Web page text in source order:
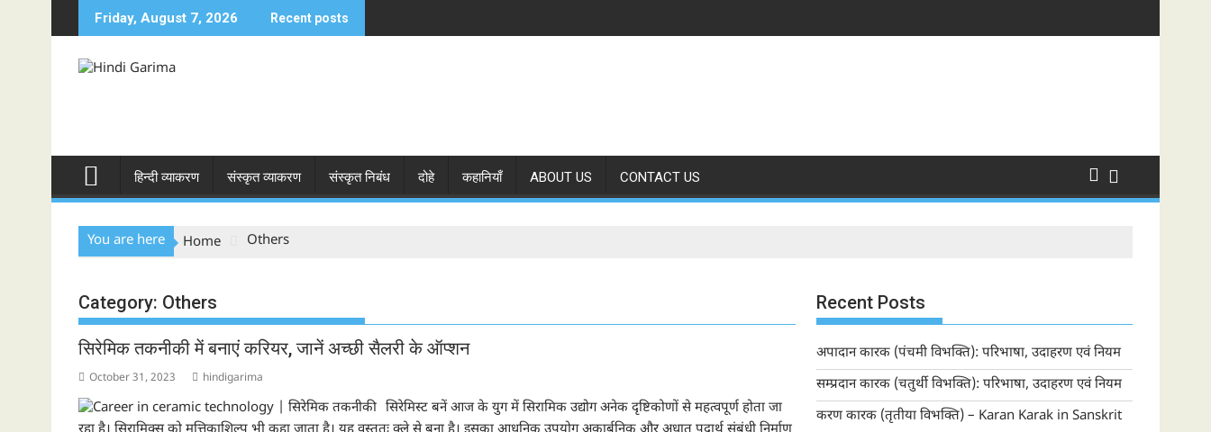
Friday, August 7, 2026 Recent posts
हिन्दी व्याकरण संस्कृत व्याकरण संस्कृत निबंध दोहे कहानियाँ ABOUT US CONTACT US
You are here Home Others
Category: Others
सिरेमिक तकनीकी में बनाएं करियर, जानें अच्छी सैलरी के ऑप्शन
October 31, 2023 hindigarima
सिरेमिस्ट बनें आज के युग में सिरामिक उद्योग अनेक दृष्टिकोणों से महत्वपूर्ण होता जा
Recent Posts
अपादान कारक (पंचमी विभक्ति): परिभाषा, उदाहरण एवं नियम
सम्प्रदान कारक (चतुर्थी विभक्ति): परिभाषा, उदाहरण एवं नियम
करण कारक (तृतीया विभक्ति) – Karan Karak in Sanskrit